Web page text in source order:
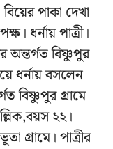
বিয়ের পাকা দেখা
ধর্নায় পাত্রী।
অন্তর্গত বিষ্ণুপুর
ধর্নায় বসলেন
বিষ্ণুপুর গ্রামে
২২।
গ্রামে। পাত্রীর